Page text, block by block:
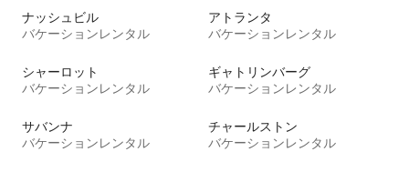
ナッシュビル
バケーションレンタル
アトランタ
バケーションレンタル
シャーロット
バケーションレンタル
ギャトリンバーグ
バケーションレンタル
サバンナ
バケーションレンタル
チャールストン
バケーションレンタル